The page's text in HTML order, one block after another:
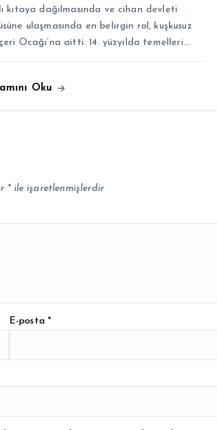
kıtaya dağılmasında ve cihan devleti
ulaşmasında en belirgin rol, kuşkusuz
Ocağı’na aitti. 14. yüzyılda temelleri…
Oku
*ile işaretlenmişlerdir
E-posta*